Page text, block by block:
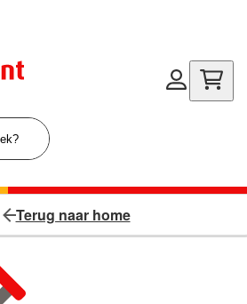
Terug naar home